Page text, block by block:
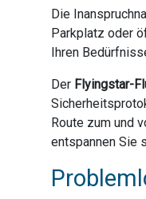
Die
Parkplatz oder
Ihren
Der Flyingstar-
Route zum und
entspannen Sie